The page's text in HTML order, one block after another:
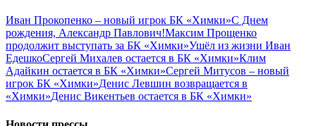
Иван Прокопенко – новый игрок БК «Химки»С Днем
рождения, Александр Павлович!Максим Прощенко
продолжит выступать за БК «Химки»Ушёл из жизни Иван
ЕдешкоСергей Михалев остается в БК «Химки»Клим
Адайкин остается в БК «Химки»Сергей Митусов – новый
игрок БК «Химки»Денис Левшин возвращается в
«Химки»Денис Викентьев остается в БК «Химки»